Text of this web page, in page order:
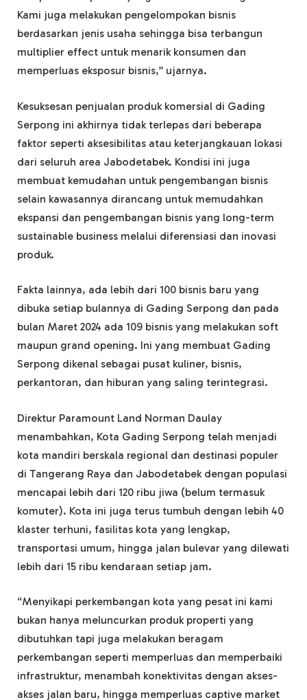
Kami juga melakukan pengelompokan bisnis
berdasarkan jenis usaha sehingga bisa terbangun
multiplier effect untuk menarik konsumen dan
memperluas eksposur bisnis,” ujarnya.
Kesuksesan penjualan produk komersial di Gading
Serpong ini akhirnya tidak terlepas dari beberapa
faktor seperti aksesibilitas atau keterjangkauan lokasi
dari seluruh area Jabodetabek. Kondisi ini juga
membuat kemudahan untuk pengembangan bisnis
selain kawasannya dirancang untuk memudahkan
ekspansi dan pengembangan bisnis yang long-term
sustainable business melalui diferensiasi dan inovasi
produk.
Fakta lainnya, ada lebih dari 100 bisnis baru yang
dibuka setiap bulannya di Gading Serpong dan pada
bulan Maret 2024 ada 109 bisnis yang melakukan soft
maupun grand opening. Ini yang membuat Gading
Serpong dikenal sebagai pusat kuliner, bisnis,
perkantoran, dan hiburan yang saling terintegrasi.
Direktur Paramount Land Norman Daulay
menambahkan, Kota Gading Serpong telah menjadi
kota mandiri berskala regional dan destinasi populer
di Tangerang Raya dan Jabodetabek dengan populasi
mencapai lebih dari 120 ribu jiwa (belum termasuk
komuter). Kota ini juga terus tumbuh dengan lebih 40
klaster terhuni, fasilitas kota yang lengkap,
transportasi umum, hingga jalan bulevar yang dilewati
lebih dari 15 ribu kendaraan setiap jam.
“Menyikapi perkembangan kota yang pesat ini kami
bukan hanya meluncurkan produk properti yang
dibutuhkan tapi juga melakukan beragam
perkembangan seperti memperluas dan memperbaiki
infrastruktur, menambah konektivitas dengan akses-
akses jalan baru, hingga memperluas captive market